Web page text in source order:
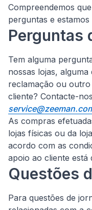
Compreendemos
perguntas e
Perguntas
Tem alguma
nossas lojas,
reclamação ou
cliente? Contacte-
As compras
lojas físicas ou da
acordo com as
apoio ao cliente está
Questões
Para questões de